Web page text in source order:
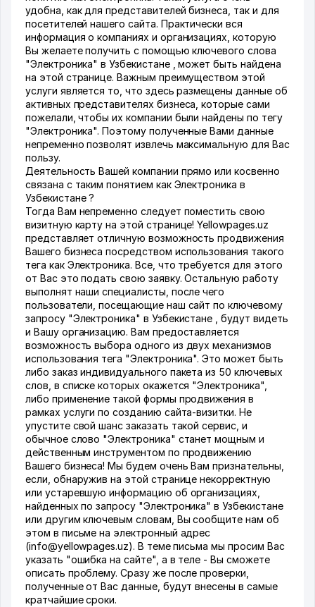
удобна, как для представителей бизнеса, так и для
посетителей нашего сайта. Практически вся
информация о компаниях и организациях, которую
Вы желаете получить с помощью ключевого слова
"Электроника" в Узбекистане , может быть найдена
на этой странице. Важным преимуществом этой
услуги является то, что здесь размещены данные об
активных представителях бизнеса, которые сами
пожелали, чтобы их компании были найдены по тегу
"Электроника". Поэтому полученные Вами данные
непременно позволят извлечь максимальную для Вас
пользу.
Деятельность Вашей компании прямо или косвенно
связана с таким понятием как Электроника в
Узбекистане ?
Тогда Вам непременно следует поместить свою
визитную карту на этой странице! Yellowpages.uz
представляет отличную возможность продвижения
Вашего бизнеса посредством использования такого
тега как Электроника. Все, что требуется для этого
от Вас это подать свою заявку. Остальную работу
выполнят наши специалисты, после чего
пользователи, посещающие наш сайт по ключевому
запросу "Электроника" в Узбекистане , будут видеть
и Вашу организацию. Вам предоставляется
возможность выбора одного из двух механизмов
использования тега "Электроника". Это может быть
либо заказ индивидуального пакета из 50 ключевых
слов, в списке которых окажется "Электроника",
либо применение такой формы продвижения в
рамках услуги по созданию сайта-визитки. Не
упустите свой шанс заказать такой сервис, и
обычное слово "Электроника" станет мощным и
действенным инструментом по продвижению
Вашего бизнеса! Мы будем очень Вам признательны,
если, обнаружив на этой странице некорректную
или устаревшую информацию об организациях,
найденных по запросу "Электроника" в Узбекистане
или другим ключевым словам, Вы сообщите нам об
этом в письме на электронный адрес
(info@yellowpages.uz). В теме письма мы просим Вас
указать "ошибка на сайте", а в теле - Вы сможете
описать проблему. Сразу же после проверки,
полученные от Вас данные, будут внесены в самые
кратчайшие сроки.